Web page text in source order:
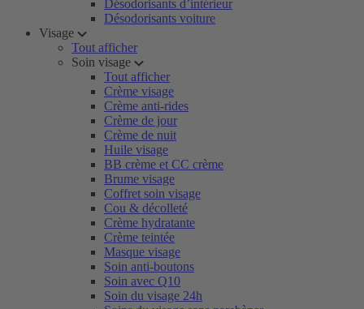
Désodorisants d’intérieur
Désodorisants voiture
Visage
Tout afficher
Soin visage
Tout afficher
Crème visage
Crème anti-rides
Crème de jour
Crème de nuit
Huile visage
BB crème et CC crème
Brume visage
Coffret soin visage
Cou & décolleté
Crème hydratante
Crème teintée
Masque visage
Soin anti-boutons
Soin avec Q10
Soin du visage 24h